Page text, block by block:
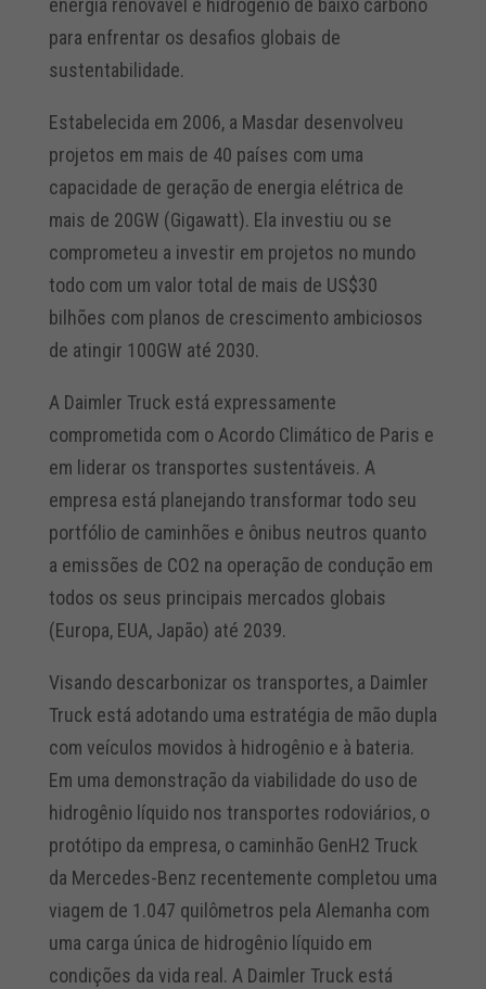
energia renovável e hidrogênio de baixo carbono
para enfrentar os desafios globais de
sustentabilidade.
Estabelecida em 2006, a Masdar desenvolveu
projetos em mais de 40 países com uma
capacidade de geração de energia elétrica de
mais de 20GW (Gigawatt). Ela investiu ou se
comprometeu a investir em projetos no mundo
todo com um valor total de mais de US$30
bilhões com planos de crescimento ambiciosos
de atingir 100GW até 2030.
A Daimler Truck está expressamente
comprometida com o Acordo Climático de Paris e
em liderar os transportes sustentáveis. A
empresa está planejando transformar todo seu
portfólio de caminhões e ônibus neutros quanto
a emissões de CO2 na operação de condução em
todos os seus principais mercados globais
(Europa, EUA, Japão) até 2039.
Visando descarbonizar os transportes, a Daimler
Truck está adotando uma estratégia de mão dupla
com veículos movidos à hidrogênio e à bateria.
Em uma demonstração da viabilidade do uso de
hidrogênio líquido nos transportes rodoviários, o
protótipo da empresa, o caminhão GenH2 Truck
da Mercedes-Benz recentemente completou uma
viagem de 1.047 quilômetros pela Alemanha com
uma carga única de hidrogênio líquido em
condições da vida real. A Daimler Truck está